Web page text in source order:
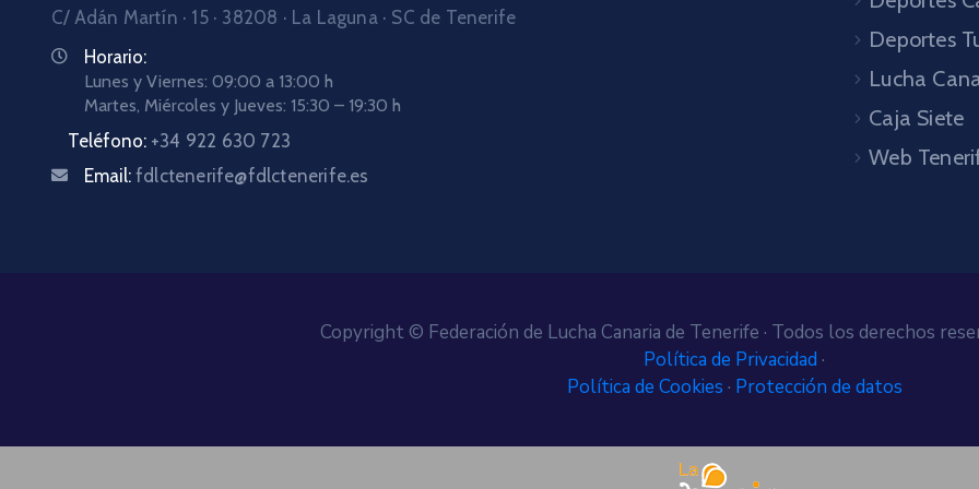
C/ Adán Martín · 15 · 38208 · La Laguna · SC de Tenerife
Horario:
Lunes y Viernes: 09:00 a 13:00 h
Martes, Miércoles y Jueves: 15:30 – 19:30 h
Teléfono: +34 922 630 723
Email: fdlctenerife@fdlctenerife.es
Deportes
Lucha
Caja Siete
Web
Copyright © Federación de Lucha Canaria de Tenerife · Todos los derechos
Política de Privacidad ·
Política de Cookies · Protección de datos